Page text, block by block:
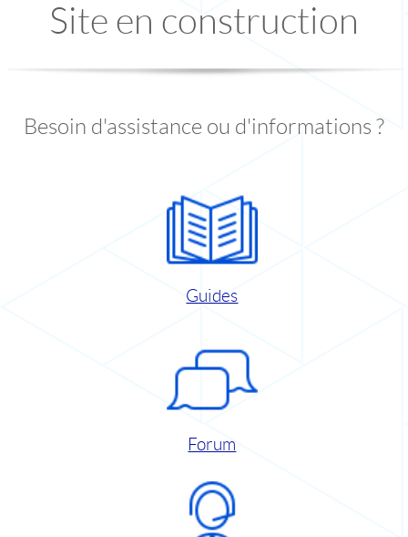
Site en construction
Besoin d'assistance ou d'informations ?
Guides
Forum